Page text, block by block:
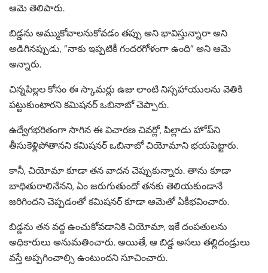
ఆమె తెలిపారు.
బిడ్డను అమ్ముకోవాలనుకోవడం తప్పు అని భావిస్తున్నారా అని
అడిగినప్పుడు, ”నాకు ఇప్పటికీ గందరగోళంగా ఉంది” అని ఆమె
అన్నారు.
చిన్నపిల్లల కోసం ఈ స్కామర్లు ఉజు లాంటి నిస్సహాయులను వెతికి
పట్టుకుంటారని కమిషనర్ ఒబినాబో చెప్పారు.
ఉద్వేగభరితంగా సాగిన ఈ విచారణ చివర్లో, పిల్లాడు హోప్‌ని
తీసుకెళ్లిపోతానని కమిషనర్ ఒబినాబో చియోమాని భయపెట్టారు.
కానీ, చియోమా కూడా తన వాదన చెప్పుకున్నారు. తాను కూడా
బాధితురాలినేనని, ఏం జరుగుతుందో తనకు తెలియకుండానే
జరిగిందని చెప్పడంతో కమిషనర్ కూడా ఆమెతో ఏకీభవించారు.
బిడ్డను తన వద్ద ఉంచుకోవడానికి చియోమా, ఇకే దంపతులను
అధికారులు అనుమతించారు. అయితే, ఆ బిడ్డ అసలు తల్లిదండ్రులు
వస్తే అప్పగించాల్సి ఉంటుందని సూచించారు.